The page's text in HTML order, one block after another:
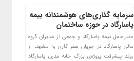
سرمایه گذاری‌های هوشمندانه بیمه
پاسارگاد در حوزه ساختمان
مدیرعامل بیمه پاسارگاد و جمعی از مدیران گروه
مالی پاسارگاد در جریان سفر کاری به مشهد، از
روند پیشرفت پروژه‌ی بزرگ خانه مدرن پاسارگاد